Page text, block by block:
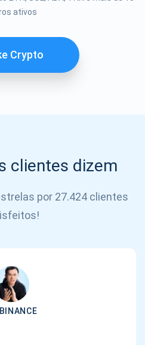
ativos
Crypto
clientes dizem
por 27.424 clientes